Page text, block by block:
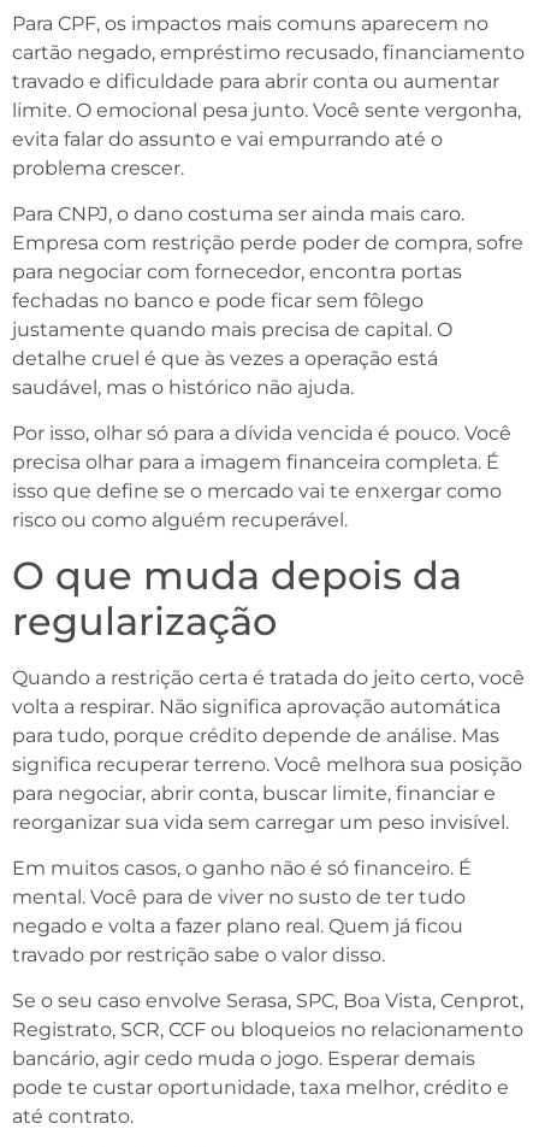
Para CPF, os impactos mais comuns aparecem no
cartão negado, empréstimo recusado, financiamento
travado e dificuldade para abrir conta ou aumentar
limite. O emocional pesa junto. Você sente vergonha,
evita falar do assunto e vai empurrando até o
problema crescer.
Para CNPJ, o dano costuma ser ainda mais caro.
Empresa com restrição perde poder de compra, sofre
para negociar com fornecedor, encontra portas
fechadas no banco e pode ficar sem fôlego
justamente quando mais precisa de capital. O
detalhe cruel é que às vezes a operação está
saudável, mas o histórico não ajuda.
Por isso, olhar só para a dívida vencida é pouco. Você
precisa olhar para a imagem financeira completa. É
isso que define se o mercado vai te enxergar como
risco ou como alguém recuperável.
O que muda depois da
regularização
Quando a restrição certa é tratada do jeito certo, você
volta a respirar. Não significa aprovação automática
para tudo, porque crédito depende de análise. Mas
significa recuperar terreno. Você melhora sua posição
para negociar, abrir conta, buscar limite, financiar e
reorganizar sua vida sem carregar um peso invisível.
Em muitos casos, o ganho não é só financeiro. É
mental. Você para de viver no susto de ter tudo
negado e volta a fazer plano real. Quem já ficou
travado por restrição sabe o valor disso.
Se o seu caso envolve Serasa, SPC, Boa Vista, Cenprot,
Registrato, SCR, CCF ou bloqueios no relacionamento
bancário, agir cedo muda o jogo. Esperar demais
pode te custar oportunidade, taxa melhor, crédito e
até contrato.